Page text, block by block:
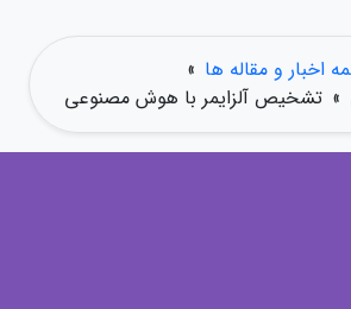
اخبار و مقاله ها »
» تشخیص آلزایمر با هوش مصنوعی